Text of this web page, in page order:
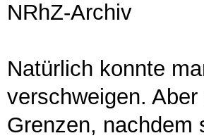
NRhZ-Archiv
Natürlich konnte
verschweigen.
Grenzen, nachdem